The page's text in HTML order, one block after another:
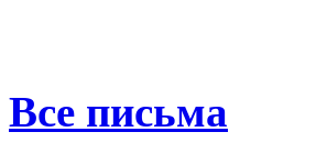
Все письма